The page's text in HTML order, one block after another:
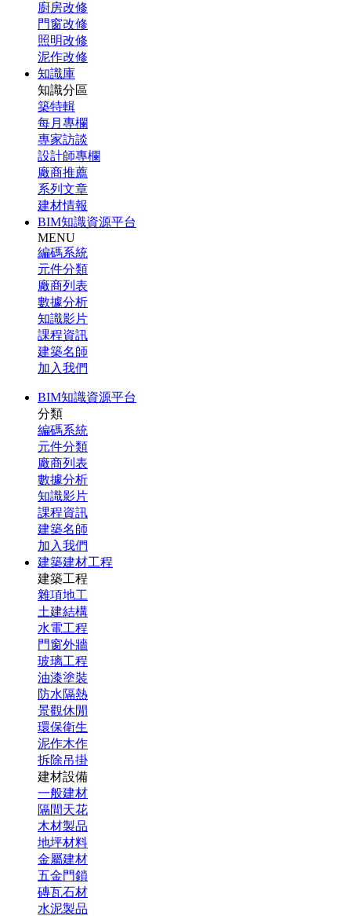
廚房改修
門窗改修
照明改修
泥作改修
知識庫
知識分區
築特輯
每月專欄
專家訪談
設計師專欄
廠商推薦
系列文章
建材情報
BIM知識資源平台
MENU
編碼系統
元件分類
廠商列表
數據分析
知識影片
課程資訊
建築名師
加入我們
BIM知識資源平台
分類
編碼系統
元件分類
廠商列表
數據分析
知識影片
課程資訊
建築名師
加入我們
建築建材工程
建築工程
雜項地工
土建結構
水電工程
門窗外牆
玻璃工程
油漆塗裝
防水隔熱
景觀休閒
環保衛生
泥作木作
拆除吊掛
建材設備
一般建材
隔間天花
木材製品
地坪材料
金屬建材
五金門鎖
磚瓦石材
水泥製品